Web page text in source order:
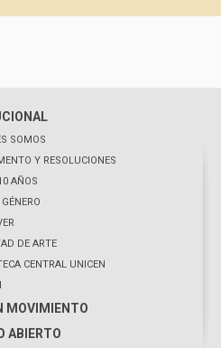
SOMOS
Y RESOLUCIONES
AÑOS
DE ARTE
CENTRAL UNICEN
MOVIMIENTO
ABIERTO